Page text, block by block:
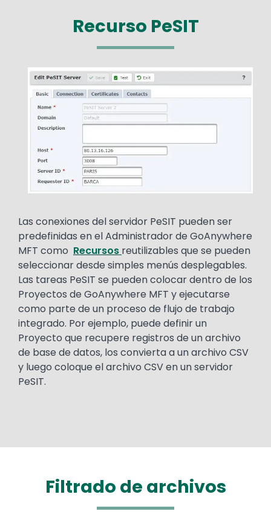
Recurso PeSIT
Media
Image
Text
Las conexiones del servidor PeSIT pueden ser
predefinidas en el Administrador de GoAnywhere
MFT como Recursos reutilizables que se pueden
seleccionar desde simples menús desplegables.
Las tareas PeSIT se pueden colocar dentro de los
Proyectos de GoAnywhere MFT y ejecutarse
como parte de un proceso de flujo de trabajo
integrado. Por ejemplo, puede definir un
Proyecto que recupere registros de un archivo
de base de datos, los convierta a un archivo CSV
y luego coloque el archivo CSV en un servidor
PeSIT.
Filtrado de archivos